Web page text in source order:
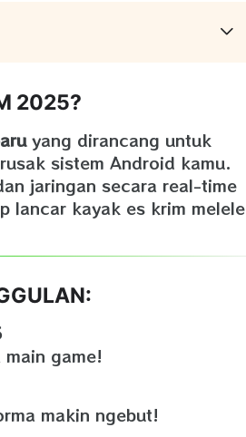
2025?
yang dirancang untuk
sistem Android kamu.
jaringan secara real-time
lancar kayak es krim
game!
makin ngebut!